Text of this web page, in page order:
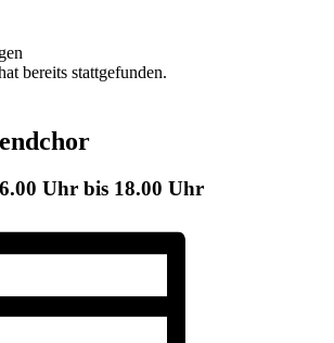
bereits stattgefunden.
Uhr bis 18.00 Uhr